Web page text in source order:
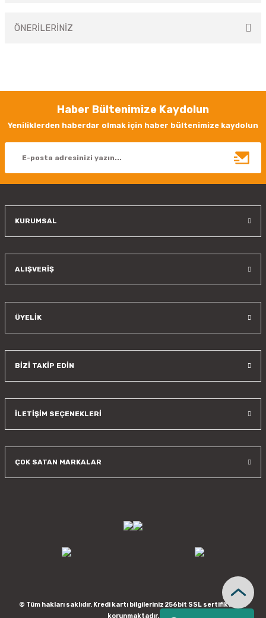
ÖNERİLERİNİZ
Görüş ve önerileriniz için teşekkür ederiz.
Ürün resmi kalitesiz, bozuk veya görüntülenemiyor.
Ürün bilgilerinde hatalar bulunuyor.
Haber Bültenimize Kaydolun
Yeniliklerden haberdar olmak için haber bültenimize kaydolun
KURUMSAL
ALIŞVERİŞ
ÜYELİK
BİZİ TAKİP EDİN
İLETİŞİM SEÇENEKLERİ
ÇOK SATAN MARKALAR
© Tüm hakları saklıdır. Kredi kartı bilgileriniz 256bit SSL sertifikası ile
korunmaktadır.